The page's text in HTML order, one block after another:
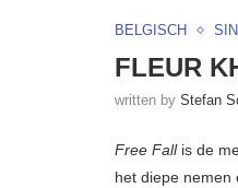
BELGISCH
FLEUR
written by Stefan
Free Fall is de
het diepe nemen